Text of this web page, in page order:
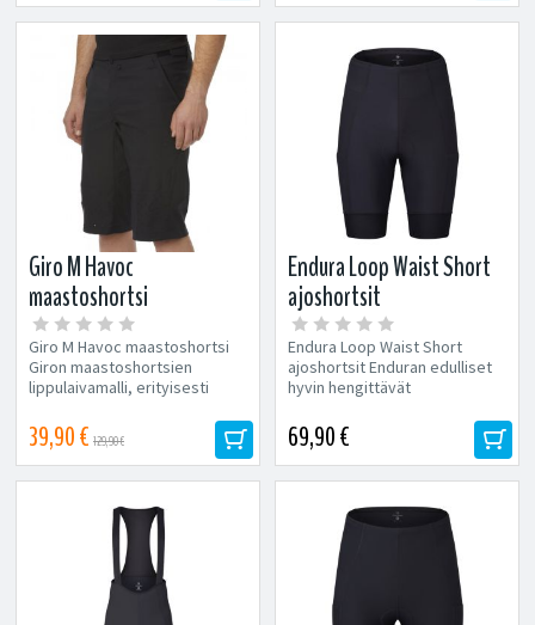
Giro M Havoc
maastoshortsi
Giro M Havoc maastoshortsi
Giron maastoshortsien
lippulaivamalli, erityisesti
ajoon suunniteltu Erittäin...
39,90 € 129,90 €
Endura Loop Waist Short
ajoshortsit
Endura Loop Waist Short
ajoshortsit Enduran edulliset
hyvin hengittävät
Hyvin hengittävä...
69,90 €